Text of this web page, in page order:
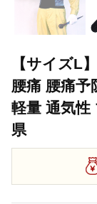
【サイズL
腰痛 腰痛予
軽量 通気性
県